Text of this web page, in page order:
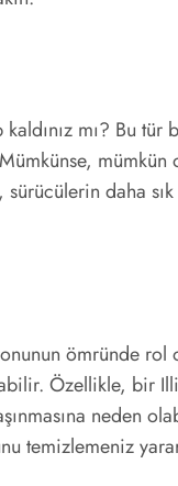
mı? Bu
daha
ömründe
Özellikle, bir
neden
temizlemeniz